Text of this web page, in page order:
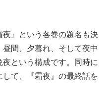
夜』という各巻の題名も決
間、夕暮れ、そして夜中
という構成です。同時に
して、『霜夜』の最終話を